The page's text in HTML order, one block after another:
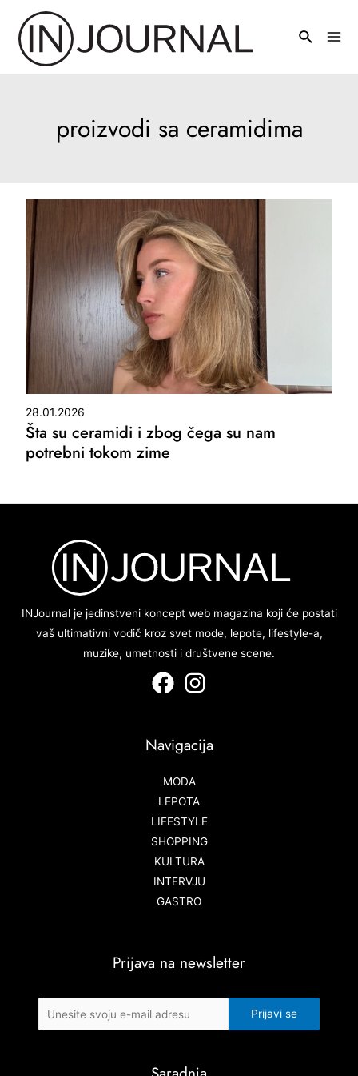
sadržaj
proizvodi sa ceramidima
28.01.2026
Šta su ceramidi i zbog čega su nam
potrebni tokom zime
INJournal je jedinstveni koncept web magazina koji će postati
vaš ultimativni vodič kroz svet mode, lepote, lifestyle-a,
muzike, umetnosti i društvene scene.
Navigacija
MODA
LEPOTA
LIFESTYLE
SHOPPING
KULTURA
INTERVJU
GASTRO
Prijava na newsletter